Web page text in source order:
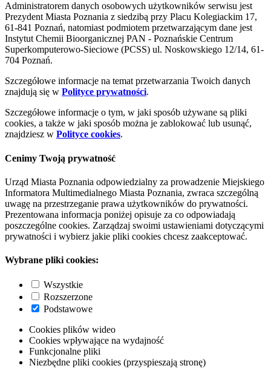
Administratorem danych osobowych użytkowników serwisu jest
Prezydent Miasta Poznania z siedzibą przy Placu Kolegiackim 17,
61-841 Poznań, natomiast podmiotem przetwarzającym dane jest
Instytut Chemii Bioorganicznej PAN - Poznańskie Centrum
Superkomputerowo-Sieciowe (PCSS) ul. Noskowskiego 12/14, 61-
704 Poznań.
Szczegółowe informacje na temat przetwarzania Twoich danych
znajdują się w Polityce prywatności.
Szczegółowe informacje o tym, w jaki sposób używane są pliki
cookies, a także w jaki sposób można je zablokować lub usunąć,
znajdziesz w Polityce cookies.
Cenimy Twoją prywatność
Urząd Miasta Poznania odpowiedzialny za prowadzenie Miejskiego
Informatora Multimedialnego Miasta Poznania, zwraca szczególną
uwagę na przestrzeganie prawa użytkowników do prywatności.
Prezentowana informacja poniżej opisuje za co odpowiadają
poszczególne cookies. Zarządzaj swoimi ustawieniami dotyczącymi
prywatności i wybierz jakie pliki cookies chcesz zaakceptować.
Wybrane pliki cookies:
Wszystkie
Rozszerzone
Podstawowe
Cookies plików wideo
Cookies wpływające na wydajność
Funkcjonalne pliki
Niezbędne pliki cookies (przyspieszają stronę)